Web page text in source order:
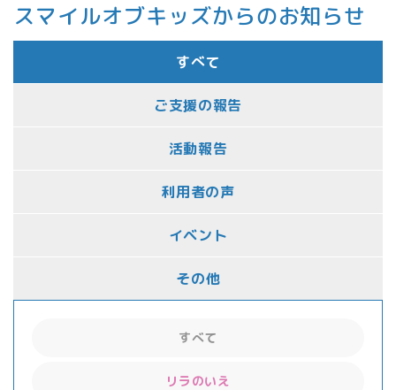
スマイルオブキッズからのお知らせ
すべて
ご支援の報告
活動報告
利用者の声
イベント
その他
すべて
リラのいえ